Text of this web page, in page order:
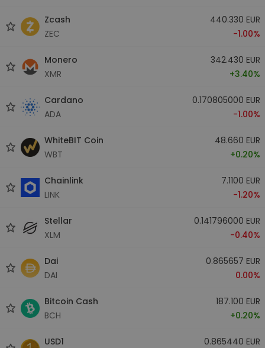
Zcash
ZEC
440.330 EUR
-1.00%
Monero
XMR
342.430 EUR
+3.40%
Cardano
ADA
0.170805000 EUR
-1.00%
WhiteBIT Coin
WBT
48.660 EUR
+0.20%
Chainlink
LINK
7.1100 EUR
-1.20%
Stellar
XLM
0.141796000 EUR
-0.40%
Dai
DAI
0.865657 EUR
0.00%
Bitcoin Cash
BCH
187.100 EUR
+0.20%
USD1
0.865440 EUR